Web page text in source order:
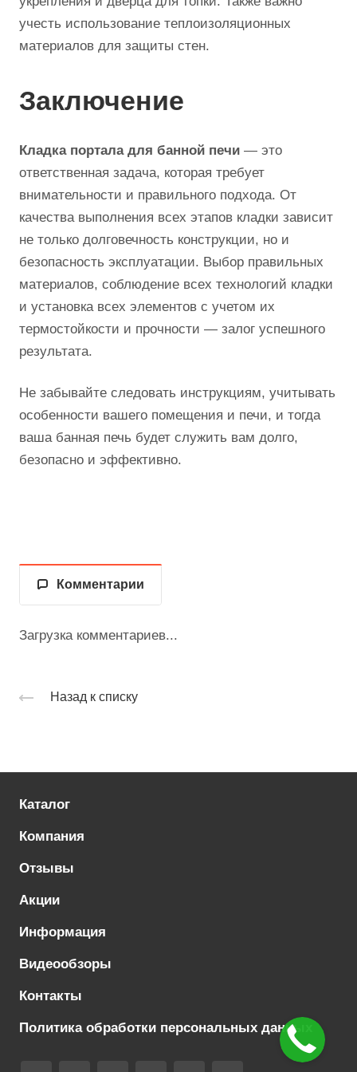
учесть использование теплоизоляционных
материалов для защиты стен.
Заключение
Кладка портала для банной печи — это
ответственная задача, которая требует
внимательности и правильного подхода. От
качества выполнения всех этапов кладки зависит
не только долговечность конструкции, но и
безопасность эксплуатации. Выбор правильных
материалов, соблюдение всех технологий кладки
и установка всех элементов с учетом их
термостойкости и прочности — залог успешного
результата.
Не забывайте следовать инструкциям, учитывать
особенности вашего помещения и печи, и тогда
ваша банная печь будет служить вам долго,
безопасно и эффективно.
Комментарии
Загрузка комментариев...
Назад к списку
Каталог
Компания
Отзывы
Акции
Информация
Видеообзоры
Контакты
Политика обработки персональных данных